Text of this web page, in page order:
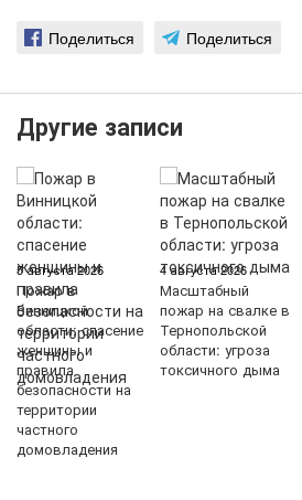
Поделиться Поделиться
Другие записи
5 августа 2026
Пожар в
Винницкой
области: спасение
женщины и
правила
безопасности на
территории
частного
домовладения
4 августа 2026
Масштабный
пожар на свалке в
Тернопольской
области: угроза
токсичного дыма